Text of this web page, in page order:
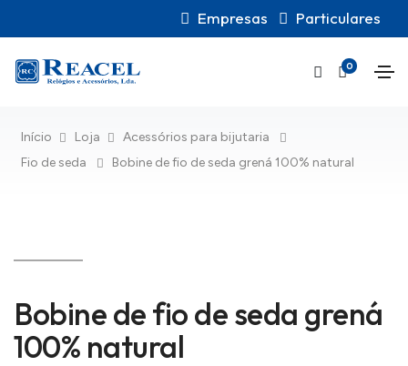
Empresas Particulares
0
Início Loja
Acessórios para bijutaria
Fio de seda
Bobine de fio de seda grená 100% natural
Bobine de fio de seda grená
100% natural